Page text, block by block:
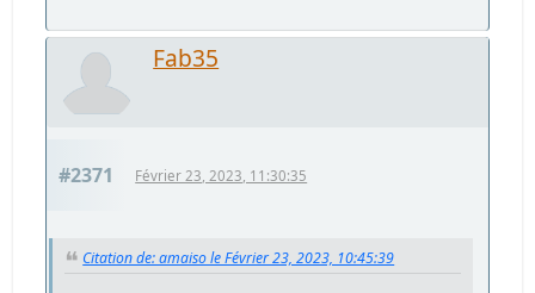
Fab35
#2371 Février 23, 2023, 11:30:35
Citation de: amaiso le Février 23, 2023, 10:45:39